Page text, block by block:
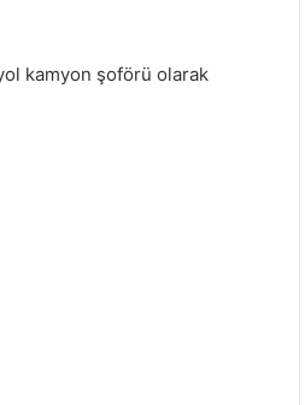
kamyon şoförü olarak